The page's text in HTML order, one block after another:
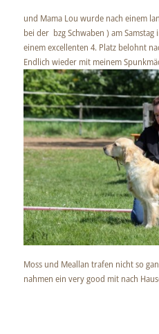
und Mama Lou wurde nach einem
bei der bzg Schwaben ) am
einem excellenten 4. Platz belohnt
Endlich wieder mit meinem
Moss und Meallan trafen nicht so
nahmen ein very good mit nach